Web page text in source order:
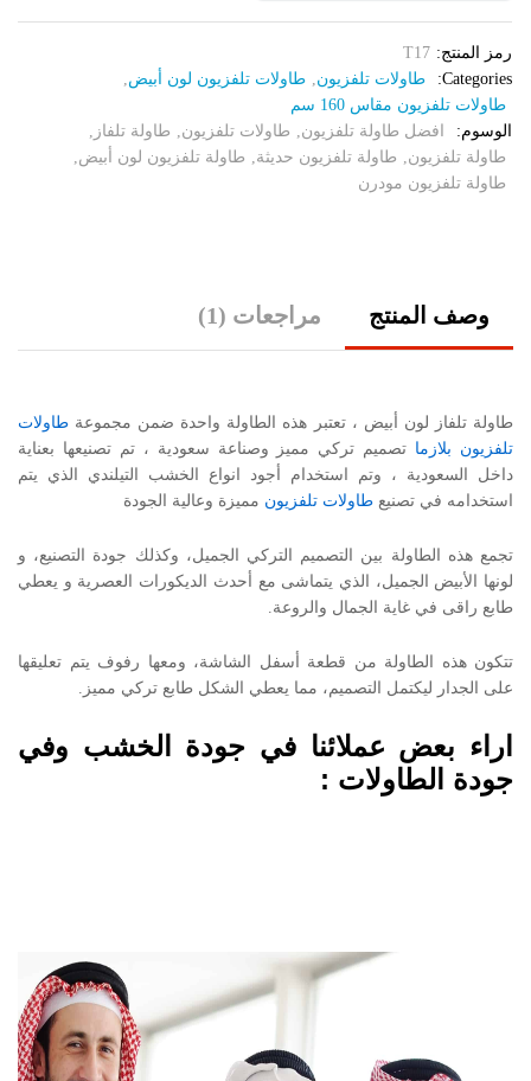
رمز المنتج: T17
Categories:
طاولات تلفزيون, طاولات تلفزيون لون أبيض,
طاولات تلفزيون مقاس 160 سم
الوسوم:
افضل طاولة تلفزيون, طاولات تلفزيون, طاولة تلفاز ,
طاولة تلفزيون, طاولة تلفزيون حديثة, طاولة تلفزيون لون أبيض,
طاولة تلفزيون مودرن
وصف المنتج مراجعات (1)
طاولة تلفاز لون أبيض ، تعتبر هذه الطاولة واحدة ضمن مجموعة طاولات
تلفزيون بلازما تصميم تركي مميز وصناعة سعودية ، تم تصنيعها بعناية
داخل السعودية ، وتم استخدام أجود انواع الخشب التيلندي الذي يتم
استخدامه في تصنيع طاولات تلفزيون مميزة وعالية الجودة
تجمع هذه الطاولة بين التصميم التركي الجميل، وكذلك جودة التصنيع، و
لونها الأبيض الجميل، الذي يتماشى مع أحدث الديكورات العصرية و يعطي
طابع راقى في غاية الجمال والروعة.
تتكون هذه الطاولة من قطعة أسفل الشاشة، ومعها رفوف يتم تعليقها
على الجدار ليكتمل التصميم، مما يعطي الشكل طابع تركي مميز.
اراء بعض عملائنا في جودة الخشب وفي
جودة الطاولات :